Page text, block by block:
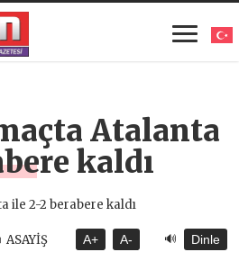
Atalanta
kaldı
ASAYİŞ A+ A- 🔊 Dinle